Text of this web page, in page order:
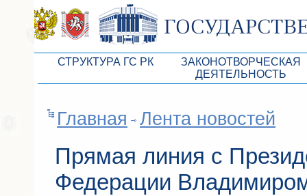
СТРУКТУРА ГС РК
Президиум ГС РК
Комитеты ГС РК
Депутатские фракции ГС РК
ЗАКОНОТВОРЧЕСКАЯ
ДЕЯТЕЛЬНОСТЬ
Бюджет Республики
Антикоррупционная
Независимая
Главная Лента новостей
Прямая линия с
Федерации